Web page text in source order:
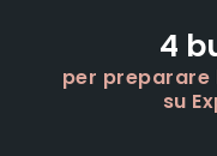
4
per
su